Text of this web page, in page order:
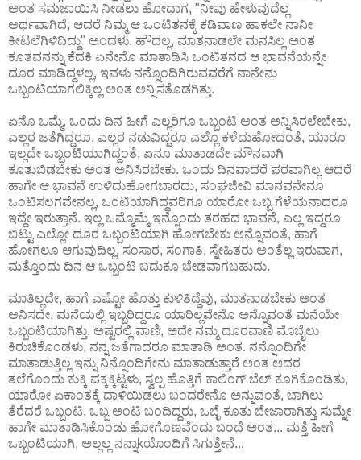
ಅಂತ ಸಮಜಾಯಿಸಿ ನೀಡಲು ಹೋದಾಗ, "ನೀವು ಹೇಳುವುದೆಲ್ಲ
ಅರ್ಥವಾಗಿದೆ, ಆದರೆ ನಿಮ್ಮ ಆ ಒಂಟಿತನಕ್ಕೆ ಕಡಿವಾಣ ಹಾಕಲೇ ನಾನೀ
ಕೀಟಲೆಗಿಳಿದಿದ್ದು" ಅಂದಳು. ಹೌದಲ್ಲ, ಮಾತನಾಡಲೇ ಮನಸಿಲ್ಲ ಅಂತ
ಕೂತವನನ್ನು ಕೆದಕಿ ಏನೇನೊ ಮಾತಾಡಿಸಿ ಒಂಟಿತನದ ಆ ಭಾವನೆಯನ್ನೇ
ದೂರ ಮಾಡಿದ್ದಳಲ್ಲ, ಇವಳು ನನ್ನೊಂದಿಗಿರುವವರೆಗೆ ನಾನೇನು
ಒಬ್ಬಂಟಿಯಾಗಲಿಕ್ಕಿಲ್ಲ ಅಂತ ಅನ್ನಿಸತೊಡಗಿತ್ತು.
ಏನೊ ಒಮ್ಮೆ, ಒಂದು ದಿನ ಹೀಗೆ ಎಲ್ಲರಿಗೂ ಒಬ್ಬಂಟಿ ಅಂತ ಅನ್ನಿಸಿರಲೇಬೇಕು,
ಎಲ್ಲರ ಜತೆಗಿದ್ದರೂ, ಎಲ್ಲರ ನಡುವಿದ್ದರೂ ಎಲ್ಲೊ ಕಳೆದುಹೋದಂತೆ, ಯಾರೂ
ಇಲ್ಲದೇ ಒಬ್ಬಂಟಿಯಾಗಿದ್ದಂತೆ, ಏನೂ ಮಾತಾಡದೇ ಮೌನವಾಗಿ
ಕೂತುಬಿಡಬೇಕು ಅಂತ ಅನಿಸಿರಬೇಕು. ಒಂದು ದಿನವಾದರೆ ಪರವಾಗಿಲ್ಲ ಆದರೆ
ಹಾಗೇ ಆ ಭಾವನೆ ಉಳಿದುಹೋಗಬಾರದು, ಸಂಘಜೀವಿ ಮಾನವನೇನೂ
ಒಂಟಿಸಲಗವೇನಲ್ಲ, ಒಂಟಿಯಾಗಿದ್ದವರಿಗೂ ಯಾರೋ ಒಬ್ಬ ಗೆಳೆಯನಾದರೂ
ಇದ್ದೇ ಇರುತ್ತಾನೆ. ಇಲ್ಲ ಒಮ್ಮೊಮ್ಮೆ ಇನ್ನೊಂದು ತರಹದ ಭಾವನೆ, ಎಲ್ಲ ಇದ್ದರೂ
ಬಿಟ್ಟು ಎಲ್ಲೋ ದೂರ ಒಬ್ಬಂಟಿಯಾಗಿ ಹೋಗಬೇಕು ಅನ್ನೊವಂತೆ, ಹಾಗೆ
ಹೋಗಲೂ ಆಗುವುದಿಲ್ಲ, ಸಂಸಾರ, ಸಂಗಾತಿ, ಸ್ನೇಹಿತರು ಅಂತೆಲ್ಲ ಇರುವಾಗ,
ಮತ್ತೊಂದು ದಿನ ಆ ಒಬ್ಬಂಟಿ ಬದುಕೂ ಬೇಡವಾಗಬಹುದು.
ಮಾತಿಲ್ಲದೇ, ಹಾಗೆ ಎಷ್ಟೋ ಹೊತ್ತು ಕುಳಿತಿದ್ದೆವು, ಮಾತನಾಡಬೇಕು ಅಂತ
ಅನಿಸದೇ. ಮನೆಯಲ್ಲಿ ಇಬ್ಬರಿದ್ದರೂ ಯಾರಿಲ್ಲವೇನೊ ಅನ್ನೊವಂತೆ ಮನೆಯೇ
ಒಬ್ಬಂಟಿಯಾಗಿತ್ತು. ಅಷ್ಟರಲ್ಲಿ ವಾಣಿ, ಅದೇ ನಮ್ಮ ದೂರವಾಣಿ ಮೊಬೈಲು
ಕಿರುಚಿಕೊಂಡಳು, ನನ್ನ ಜತೆಗಾದರೂ ಮಾತಾಡಿ ಅಂತ. ನನ್ನೊಂದಿಗೇ
ಮಾತಾಡುತ್ತಿಲ್ಲ ಇನ್ನು ನಿನ್ನೊಂದಿಗೇನು ಮಾತಾಡುತ್ತಾರೆ ಅಂತ ಅದರ
ತಲೆಗೊಂದು ಕುಕ್ಕಿ ಪಕ್ಕಕ್ಕಿಟ್ಟಳು, ಸ್ವಲ್ಪ ಹೊತ್ತಿಗೆ ಕಾಲಿಂಗ್ ಬೆಲ್ ಕೂಗಿಕೊಂಡಿತು,
ಯಾರೋ ಏಕಾಂತಕ್ಕೆ ದಾಳಿಯಿಡಲು ಬಂದರೇನೊ ಅನ್ನುವಂತೆ, ಬಾಗಿಲು
ತೆರೆದರೆ ಒಬ್ಬಂಟಿ, ಒಬ್ಬ ಅಂಟಿ ಬಂದಿದ್ದರು, ಒಬ್ಳೆ ಕೂತು ಬೇಜಾರಾಗಿತ್ತು ಸುಮ್ನೇ
ಹಾಗೇ ಮಾತಾಡಿಸಿಕೊಂಡು ಹೋಗೊಣವೆಂದು ಬಂದೆ ಅಂತ... ಮತ್ತೆ ಹೀಗೆ
ಒಬ್ಬಂಟಿಯಾಗಿ, ಅಲ್ಲಲ್ಲ ನನ್ನಾkಯೊಂದಿಗೆ ಸಿಗುತ್ತೇನೆ...